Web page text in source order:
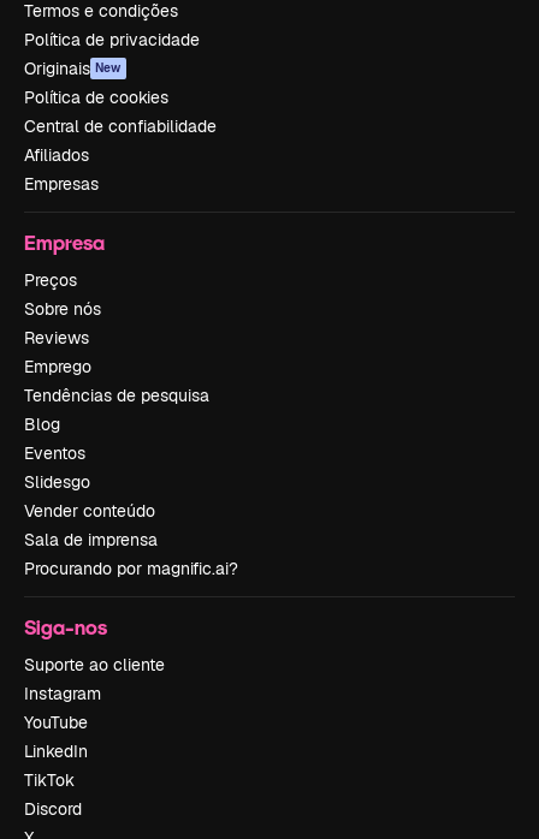
Termos e condições
Política de privacidade
Originais New
Política de cookies
Central de confiabilidade
Afiliados
Empresas
Empresa
Preços
Sobre nós
Reviews
Emprego
Tendências de pesquisa
Blog
Eventos
Slidesgo
Vender conteúdo
Sala de imprensa
Procurando por magnific.ai?
Siga-nos
Suporte ao cliente
Instagram
YouTube
LinkedIn
TikTok
Discord